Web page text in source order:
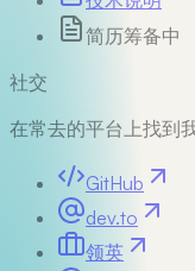
简历筹备中
社交
在常去的平台上找到我
GitHub
dev.to
领英